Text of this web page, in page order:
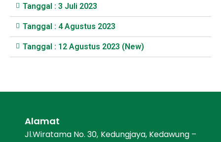
Tanggal : 3 Juli 2023
Tanggal : 4 Agustus 2023
Tanggal : 12 Agustus 2023 (New)
Alamat
Jl.Wiratama No. 30, Kedungjaya, Kedawung –